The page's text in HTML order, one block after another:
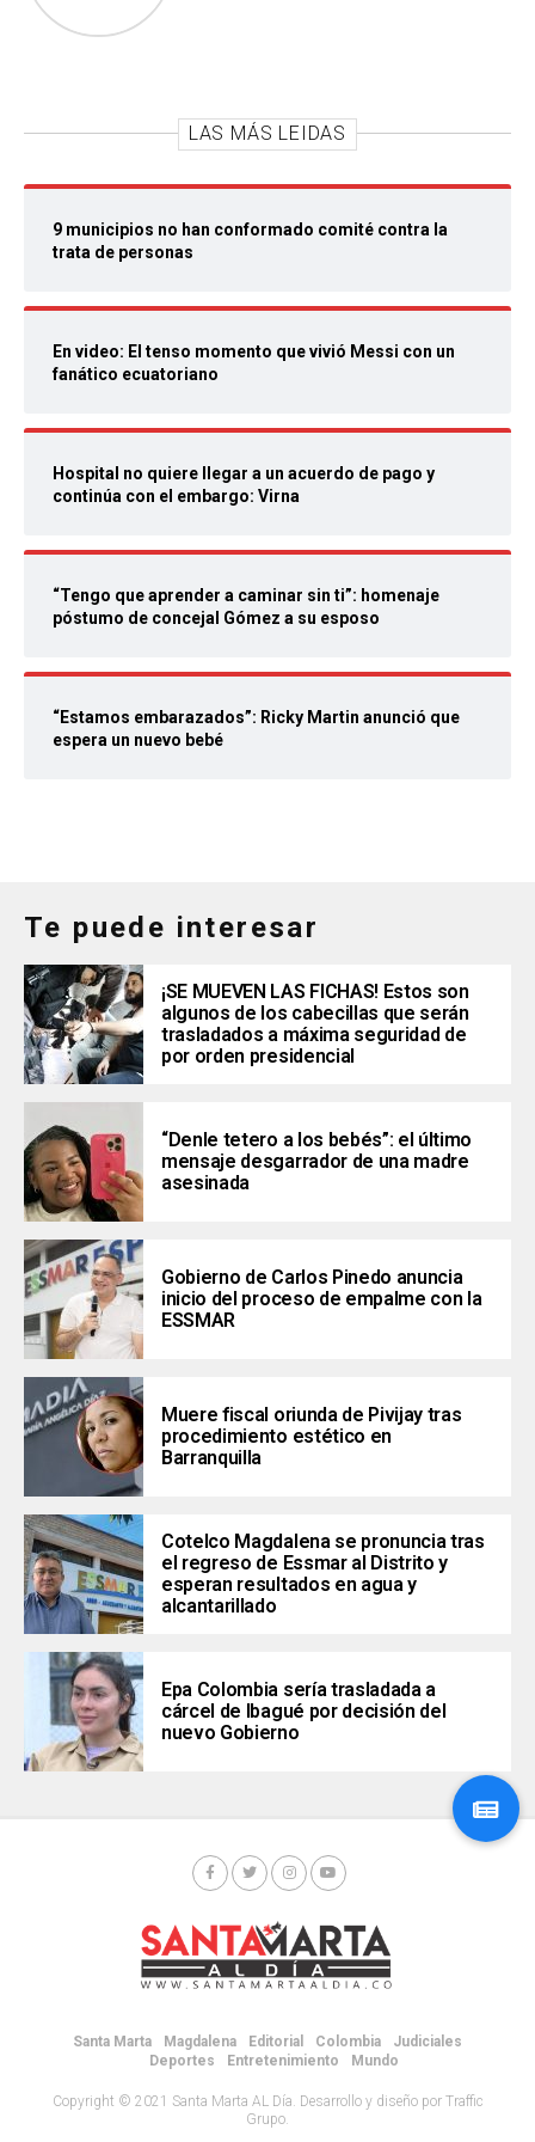
LAS MÁS LEIDAS
9 municipios no han conformado comité contra la
trata de personas
En video: El tenso momento que vivió Messi con un
fanático ecuatoriano
Hospital no quiere llegar a un acuerdo de pago y
continúa con el embargo: Virna
“Tengo que aprender a caminar sin ti”: homenaje
póstumo de concejal Gómez a su esposo
“Estamos embarazados”: Ricky Martin anunció que
espera un nuevo bebé
Te puede interesar
¡SE MUEVEN LAS FICHAS! Estos son
algunos de los cabecillas que serán
trasladados a máxima seguridad de
por orden presidencial
“Denle tetero a los bebés”: el último
mensaje desgarrador de una madre
asesinada
Gobierno de Carlos Pinedo anuncia
inicio del proceso de empalme con la
ESSMAR
Muere fiscal oriunda de Pivijay tras
procedimiento estético en
Barranquilla
Cotelco Magdalena se pronuncia tras
el regreso de Essmar al Distrito y
esperan resultados en agua y
alcantarillado
Epa Colombia sería trasladada a
cárcel de Ibagué por decisión del
nuevo Gobierno
Santa Marta Magdalena Editorial Colombia
Judiciales
Deportes
Entretenimiento Mundo
Copyright © 2021 Santa Marta AL Día. Desarrollo y diseño por Traffic
Grupo.